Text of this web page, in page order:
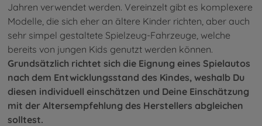
Jahren verwendet werden. Vereinzelt gibt es komplexere
Modelle, die sich eher an ältere Kinder richten, aber auch
sehr simpel gestaltete Spielzeug-Fahrzeuge, welche
bereits von jungen Kids genutzt werden können.
Grundsätzlich richtet sich die Eignung eines Spielautos
nach dem Entwicklungsstand des Kindes, weshalb Du
diesen individuell einschätzen und Deine Einschätzung
mit der Altersempfehlung des Herstellers abgleichen
solltest.